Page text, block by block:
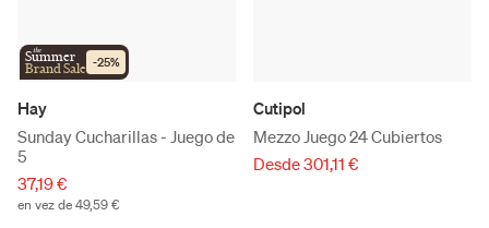
the
Summer
Brand Sale -25%
Hay
Sunday Cucharillas - Juego de
5
37,19 €
en vez de 49,59 €
Cutipol
Mezzo Juego 24 Cubiertos
Desde 301,11 €